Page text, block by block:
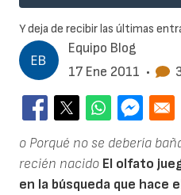
Equipo Blog
17 Ene 2011 •
o Porqué no se debería
recién nacido El olfato
en la búsqueda que hace
Y deja de recibir las últimas